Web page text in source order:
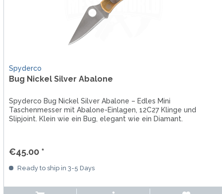
Spyderco
Bug Nickel Silver Abalone
Spyderco Bug Nickel Silver Abalone – Edles Mini
Taschenmesser mit Abalone-Einlagen, 12C27 Klinge und
Slipjoint. Klein wie ein Bug, elegant wie ein Diamant.
€45.00 *
Ready to ship in 3-5 Days